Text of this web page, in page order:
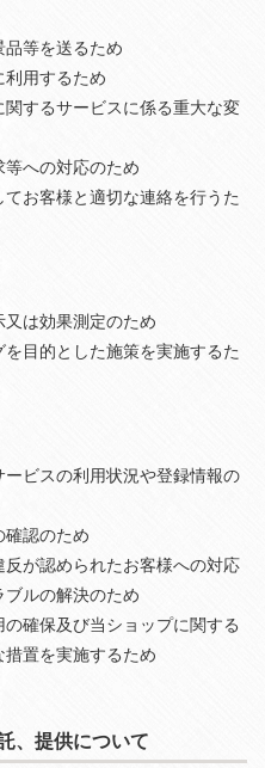
品等を送るため
利用するため
するサービスに係る重大な変
への対応のため
お客様と適切な連絡を行うた
は効果測定のため
目的とした施策を実施するた
ビスの利用状況や登録情報の
確認のため
が認められたお客様への対応
ルの解決のため
確保及び当ショップに関する
置を実施するため
、提供について